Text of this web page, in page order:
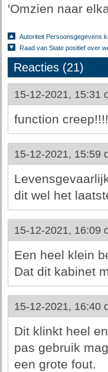
'Omzien naar
Autoriteit Persoonsgegevens
Raad van State positief over
Reacties (21)
15-12-2021, 15:31
function
15-12-2021, 15:59
dit wel het
15-12-2021, 16:09
Een heel klein
Dat dit kabinet
15-12-2021, 16:40
Dit klinkt heel
pas gebruik
een grote fout.